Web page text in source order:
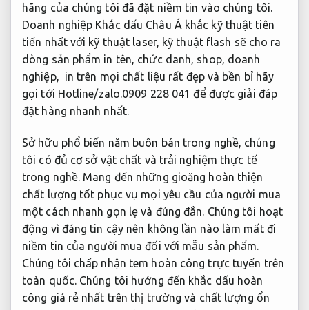
hãng của chúng tôi đã đặt niềm tin vào chúng tôi.
Doanh nghiệp Khắc dấu Châu Á khắc kỹ thuật tiên
tiến nhất với kỹ thuật laser, kỹ thuật flash sẽ cho ra
dòng sản phẩm in tên, chức danh, shop, doanh
nghiệp, in trên mọi chất liệu rất đẹp và bền bỉ hãy
gọi tới Hotline/zalo.0909 228 041 để được giải đáp
đặt hàng nhanh nhất.
Sở hữu phổ biến năm buôn bán trong nghề, chúng
tôi có đủ cơ sở vật chất và trải nghiệm thực tế
trong nghề. Mang đến những gioăng hoàn thiện
chất lượng tốt phục vụ mọi yêu cầu của người mua
một cách nhanh gọn lẹ và đúng đắn. Chúng tôi hoạt
động vì đáng tin cậy nên không lần nào làm mất đi
niềm tin của người mua đối với mẫu sản phẩm.
Chúng tôi chấp nhận tem hoàn công trực tuyến trên
toàn quốc. Chúng tôi hướng đến khắc dấu hoàn
công giá rẻ nhất trên thị trường và chất lượng ổn